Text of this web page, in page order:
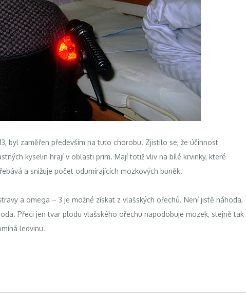
byl zaměřen především na tuto chorobu. Zjistilo se, že účinnost
kyselin hrají v oblasti prim. Mají totiž vliv na bílé krvinky, které
a snižuje počet odumírajících mozkových buněk.
a omega – 3 je možné získat z vlašských ořechů. Není jistě náhoda,
Přeci jen tvar plodu vlašského ořechu napodobuje mozek, stejně tak
ledvinu.